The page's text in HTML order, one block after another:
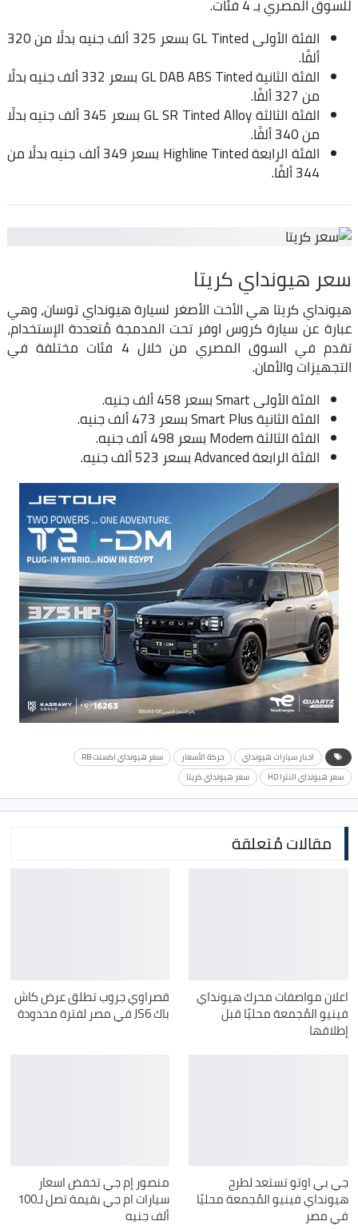
للسوق المصري بـ 4 فئات.
الفئة الأولى GL Tinted بسعر 325 ألف جنيه بدلًا من 320
ألفًا.
الفئة الثانية GL DAB ABS Tinted بسعر 332 ألف جنيه بدلًا
من 327 ألفًا.
الفئة الثالثة GL SR Tinted Alloy بسعر 345 ألف جنيه بدلًا
من 340 ألفًا.
الفئة الرابعة Highline Tinted بسعر 349 ألف جنيه بدلًا من
344 ألفًا.
سعر هيونداي كريتا
هيونداي كريتا هي الأخت الأصغر لسيارة هيونداي توسان، وهي
عبارة عن سيارة كروس اوفر تحت المدمجة مُتعددة الإستخدام،
تقدم في السوق المصري من خلال 4 فئات مختلفة في
التجهيزات والأمان.
الفئة الأولى Smart بسعر 458 ألف جنيه.
الفئة الثانية Smart Plus بسعر 473 ألف جنيه.
الفئة الثالثة Modern بسعر 498 ألف جنيه.
الفئة الرابعة Advanced بسعر 523 ألف جنيه.
اخبار سيارات هيونداي حركة الأسعار
سعر هيونداي اكسنت RB
سعر هيونداي النترا HD
سعر هيونداي كريتا
مقالات مُتعلقة
اعلان مواصفات محرك هيونداي
فينيو المُجمعة محليًا قبل
إطلاقها
قصراوي جروب تطلق عرض كاش
باك JS6 في مصر لفترة محدودة
جي بي اوتو تستعد لطرح
هيونداي فينيو المُجمعة محليًا
في مصر
منصور إم جي تخفض اسعار
سيارات ام جي بقيمة تصل لـ100
ألف جنيه